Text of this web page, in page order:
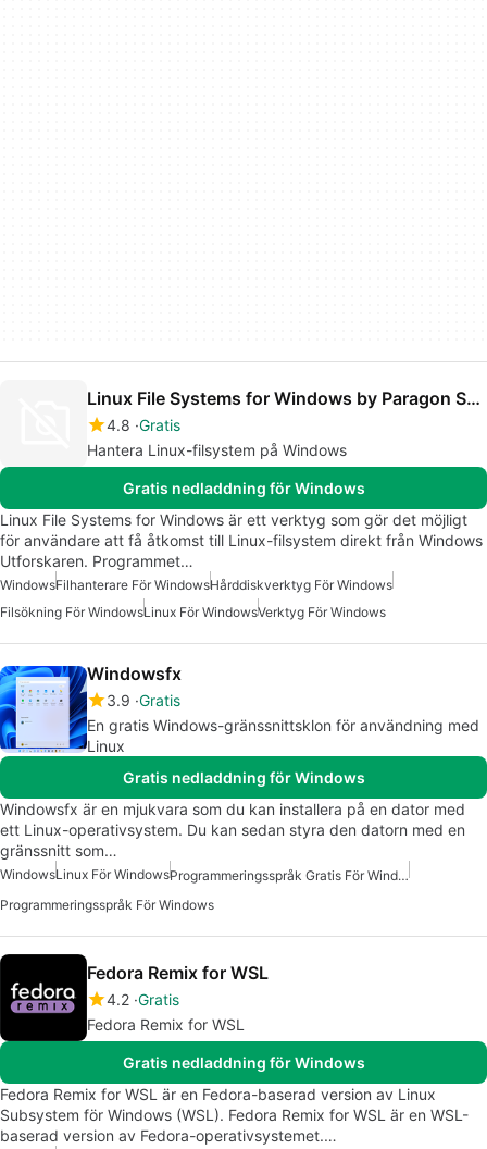
Linux File Systems for Windows by Paragon Software
4.8 Gratis
Hantera Linux-filsystem på Windows
Gratis nedladdning för Windows
Linux File Systems for Windows är ett verktyg som gör det möjligt
för användare att få åtkomst till Linux-filsystem direkt från Windows
Utforskaren. Programmet…
WindowsFilhanterare För WindowsHårddiskverktyg För Windows
Filsökning För WindowsLinux För WindowsVerktyg För Windows
Windowsfx
3.9 Gratis
En gratis Windows-gränssnittsklon för användning med
Linux
Gratis nedladdning för Windows
Windowsfx är en mjukvara som du kan installera på en dator med
ett Linux-operativsystem. Du kan sedan styra den datorn med en
gränssnitt som…
WindowsLinux För Windows
Programmeringsspråk Gratis För Windows
Programmeringsspråk För Windows
Fedora Remix for WSL
4.2 Gratis
Fedora Remix for WSL
Gratis nedladdning för Windows
Fedora Remix for WSL är en Fedora-baserad version av Linux
Subsystem för Windows (WSL). Fedora Remix for WSL är en WSL-
baserad version av Fedora-operativsystemet.…